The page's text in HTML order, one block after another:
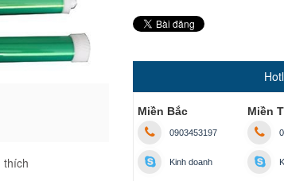
thích
Miền Bắc
0903453197
Kinh doanh
Miền